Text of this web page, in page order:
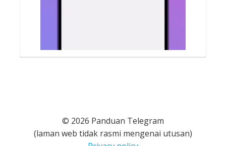
© 2026 Panduan Telegram
(laman web tidak rasmi mengenai utusan)